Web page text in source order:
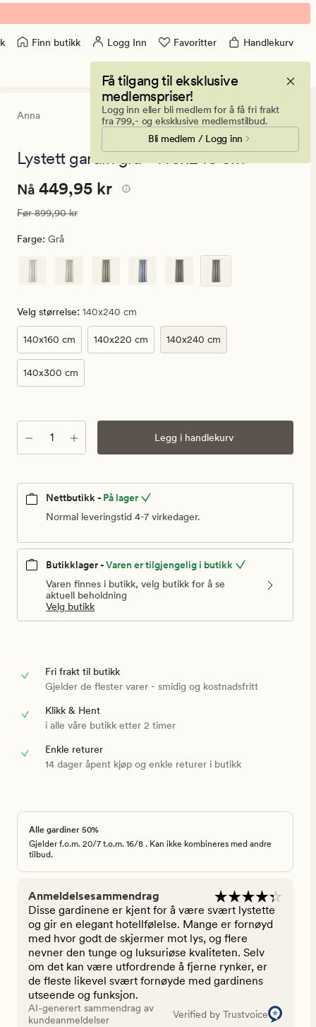
Finn butikk Logg Inn Favoritter Handlekurv
Få tilgang til eksklusive
medlemspriser!
Logg inn eller bli medlem for å få fri frakt
fra 799,- og eksklusive medlemstilbud.
Bli medlem / Logg inn
Anna
187
anmeldelser
med
en
4.5 (187)
Lystett gardin grå - 140x240 cm
Nåværende
449,95
kr.
pris
899,90
Nåværende pris
Nå 449,95 kr
Vanlig pris 899,90 kr
Før899,90 kr
Farge: Grå
Velg størrelse: 140x240 cm
140x160 cm 140x220 cm 140x240 cm
140x300 cm
Antall Legg i handlekurv
Nettbutikk - På lager
Normal leveringstid 4-7 virkedager.
Butikklager -Varen er tilgjengelig i butikk
Varen finnes i butikk, velg butikk for å se
aktuell beholdning
Velg butikk
Fri frakt til butikk
Gjelder de flester varer - smidig og kostnadsfritt
Klikk & Hent
i alle våre butikk etter 2 timer
Enkle returer
14 dager åpent kjøp og enkle returer i butikk
Alle gardiner 50%
Gjelder f.o.m. 20/7 t.o.m. 16/8 . Kan ikke kombineres med andre
tilbud.
Anmeldelsesammendrag
Disse gardinene er kjent for å være svært lystette
og gir en elegant hotellfølelse. Mange er fornøyd
med hvor godt de skjermer mot lys, og flere
nevner den tunge og luksuriøse kvaliteten. Selv
om det kan være utfordrende å fjerne rynker, er
de fleste likevel svært fornøyde med gardinens
utseende og funksjon.
AI-generert sammendrag av
kundeanmeldelser
Verified by Trustvoice